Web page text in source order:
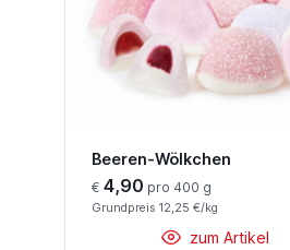
Beeren-Wölkchen
€ 4,90 pro 400 g
Grundpreis 12,25 €/kg
zum Artikel